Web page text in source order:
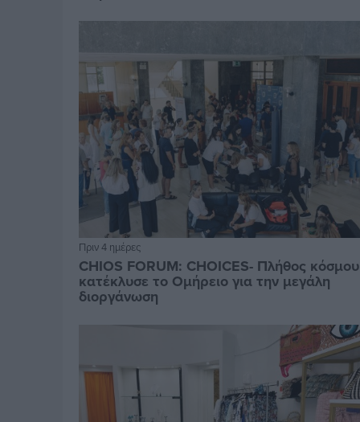
Πριν 4 ημέρες
CHIOS FORUM: CHOICES- Πλήθος κόσμου
κατέκλυσε το Ομήρειο για την μεγάλη
διοργάνωση